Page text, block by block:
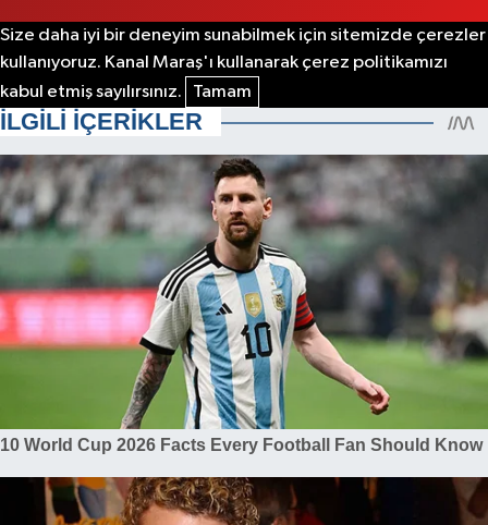
Size daha iyi bir deneyim sunabilmek için sitemizde çerezler
kullanıyoruz. Kanal Maraş'ı kullanarak çerez politikamızı
kabul etmiş sayılırsınız.
Tamam